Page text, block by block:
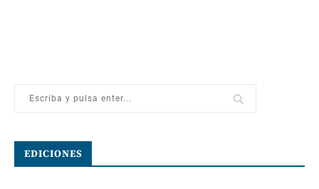
EDICIONES